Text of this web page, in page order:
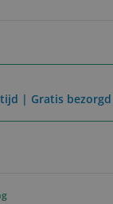
| Gratis bezorgd